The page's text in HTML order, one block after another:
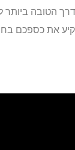
הטובה ביותר
את כספכם